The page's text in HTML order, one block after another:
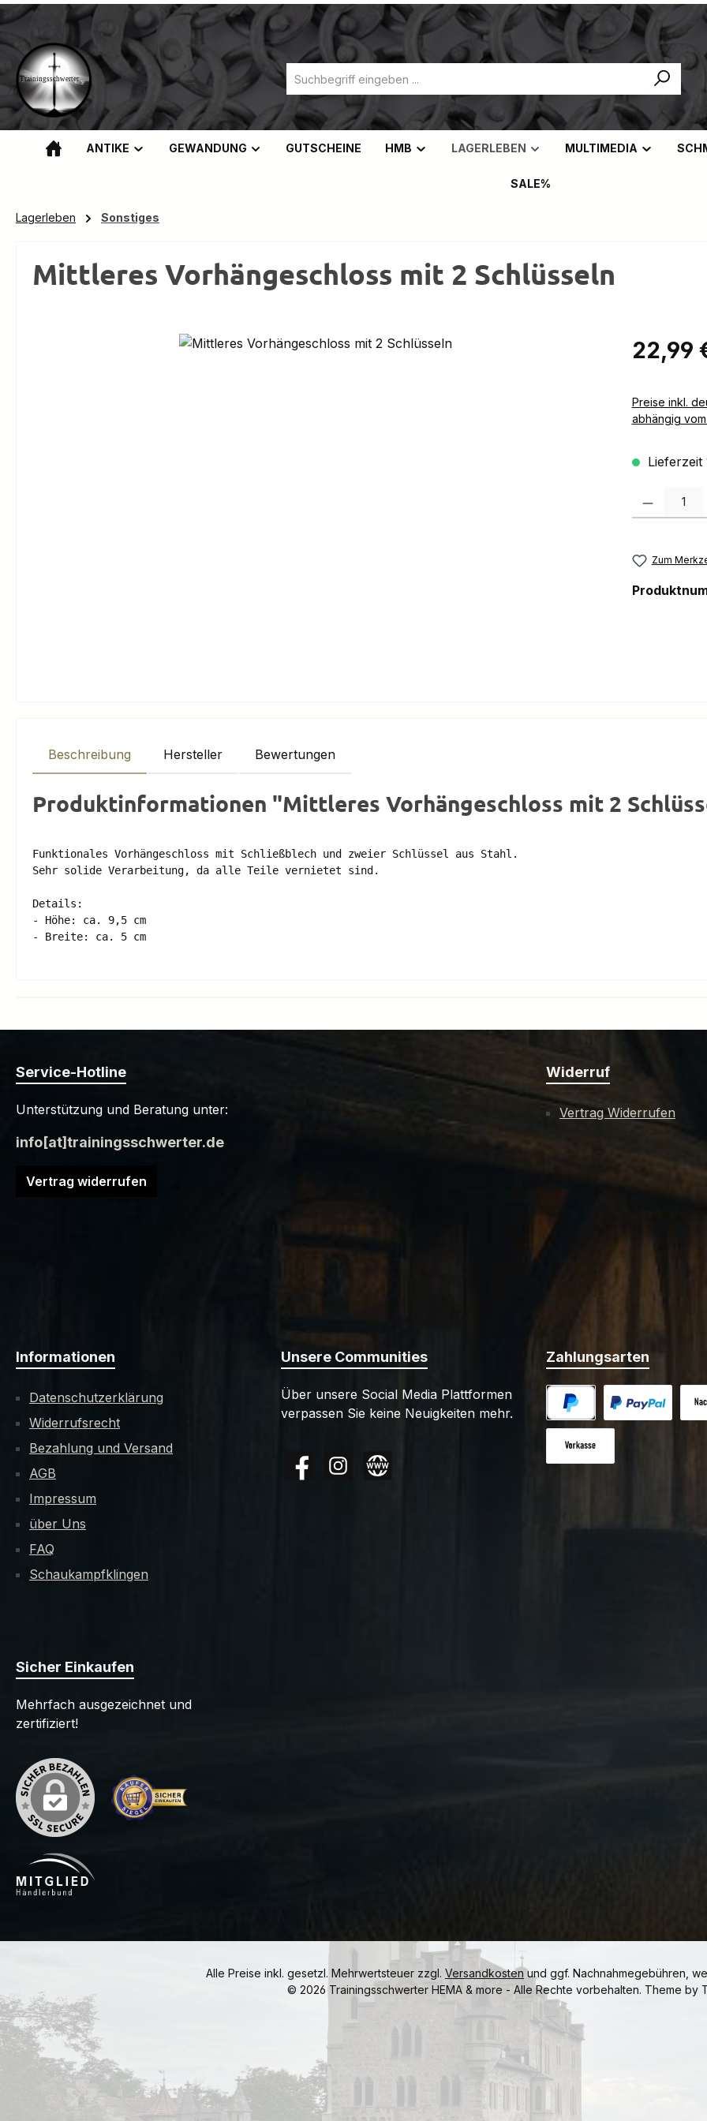
Hauptinhalt springen
Zur Suche springen
Zur Hauptnavigation springen
ANTIKE GEWANDUNG GUTSCHEINE HMB LAGERLEBEN MULTIMEDIA
SALE%
Lagerleben Sonstiges
Mittleres Vorhängeschloss mit 2 Schlüsseln
Bildergalerie überspringen Regulärer
22,99
Preise inkl. deutscher MwSt zzgl.
abhängig
Lieferzeit
Produkt
Zum
Beschreibung Hersteller Bewertungen
Produktinformationen "Mittleres Vorhängeschloss mit 2
Funktionales Vorhängeschloss mit Schließblech und zweier Schlüssel aus Stahl.
Sehr solide Verarbeitung, da alle Teile vernietet sind.
Details:
- Höhe: ca. 9,5 cm
Service-Hotline
Unterstützung und Beratung unter:
info[at]trainingsschwerter.de
Vertrag widerrufen
Widerruf
Vertrag Widerrufen
Informationen
Datenschutzerklärung
Widerrufsrecht
Bezahlung und Versand
AGB
Impressum
über Uns
FAQ
Schaukampfklingen
Unsere Communities
Über unsere Social Media Plattformen
verpassen Sie keine Neuigkeiten mehr.
FacebookInstagramWebsite
Zahlungsarten
PayPal
Sicher Einkaufen
Mehrfach ausgezeichnet und
zertifiziert!
Alle Preise inkl. gesetzl. Mehrwertsteuer zzgl. Versandkosten und ggf. Nachnahmegebühren,
© 2026 Trainingsschwerter HEMA & more - Alle Rechte vorbehalten. Theme by